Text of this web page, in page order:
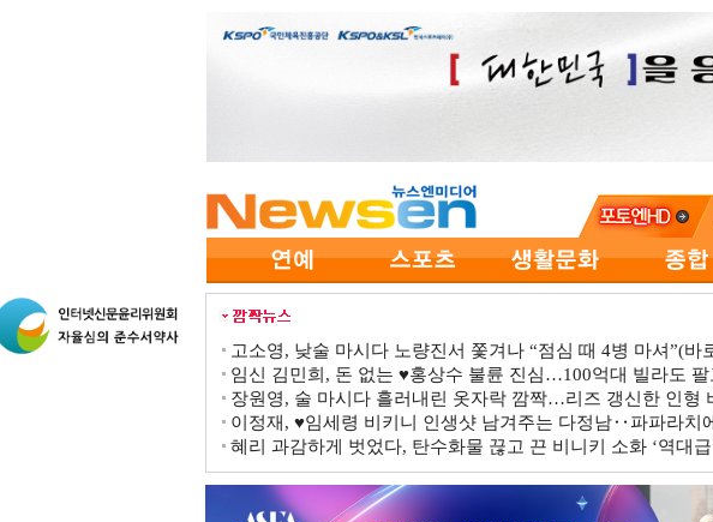
고소영, 낮술 마시다 노량진서 쫓겨나 “점심 때 4병 마셔”(바
임신 김민희, 돈 없는 ♥홍상수 불륜 진심…100억대 빌라도 팔
장원영, 술 마시다 흘러내린 옷자락 깜짝…리즈 갱신한 인형
이정재, ♥임세령 비키니 인생샷 남겨주는 다정남‥파파라치
혜리 과감하게 벗었다, 탄수화물 끊고 끈 비니키 소화 ‘역대급